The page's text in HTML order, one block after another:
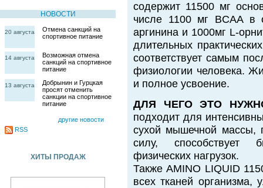
НОВОСТИ
20 августа
Отмена санкций на
спортивное питание
14 августа
Возможная отмена
санкций на спортивное
питание
13 августа
Добрынин и Гурцкая
просят отменить
санкции на спортивное
питание
другие новости
RSS
ХИТЫ ПРОДАЖ
содержит 11500 мг
числе 1100 мг BCAA в
аргинина и 1000мг L-
длительных
соответствует самым
физиологии человека.
и полное усвоение.
ДЛЯ ЧЕГО ЭТО
подходит для
сухой мышечной массы,
силу, способствует
физических нагрузок.
Также AMINO LIQUID
всех тканей организма,